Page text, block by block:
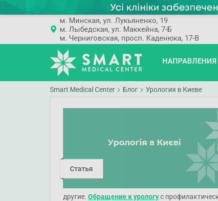
м. Минская, ул. Лукьяненко, 19
м. Лыбедская, ул. Маккейна, 7-Б
м. Черниговская, просп. Каденюка, 17-В
НАПРАВЛЕНИЯ
Smart Medical Center Блог Урология в Киеве
Статья
другие. Обращение к урологус